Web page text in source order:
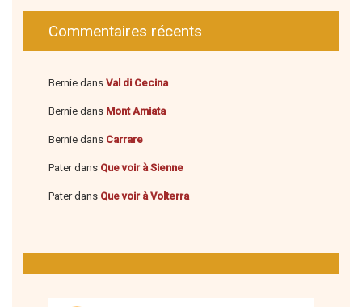
Commentaires récents
Bernie dans Val di Cecina
Bernie dans Mont Amiata
Bernie dans Carrare
Paterdans Que voir à Sienne
Paterdans Que voir à Volterra